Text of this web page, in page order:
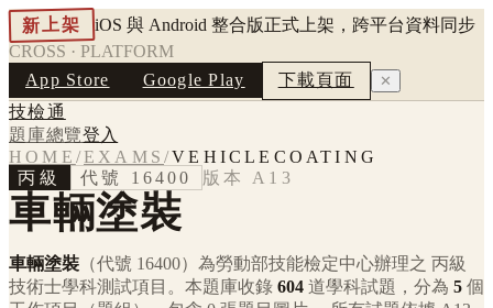
新上架
iOS 與 Android 整合版正式上架，跨平台資料同步
CROSS · PLATFORM
App Store
Google Play 下載頁面 ✕
技檢通
題庫總覽登入
HOME /EXAMS/VEHICLECOATING
丙級
代號 16400 版本 A13
車輛塗裝
車輛塗裝 （代號 16400） 為勞動部技能檢定中心辦理之 丙級
技術士學科測試項目。本題庫收錄 604 道學科試題，分為 5 個